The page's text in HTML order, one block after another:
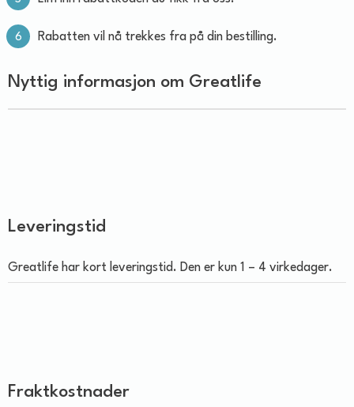
Rabatten vil nå trekkes fra på din bestilling.
Nyttig informasjon om Greatlife
Leveringstid
Greatlife har kort leveringstid. Den er kun 1 – 4 virkedager.
Fraktkostnader